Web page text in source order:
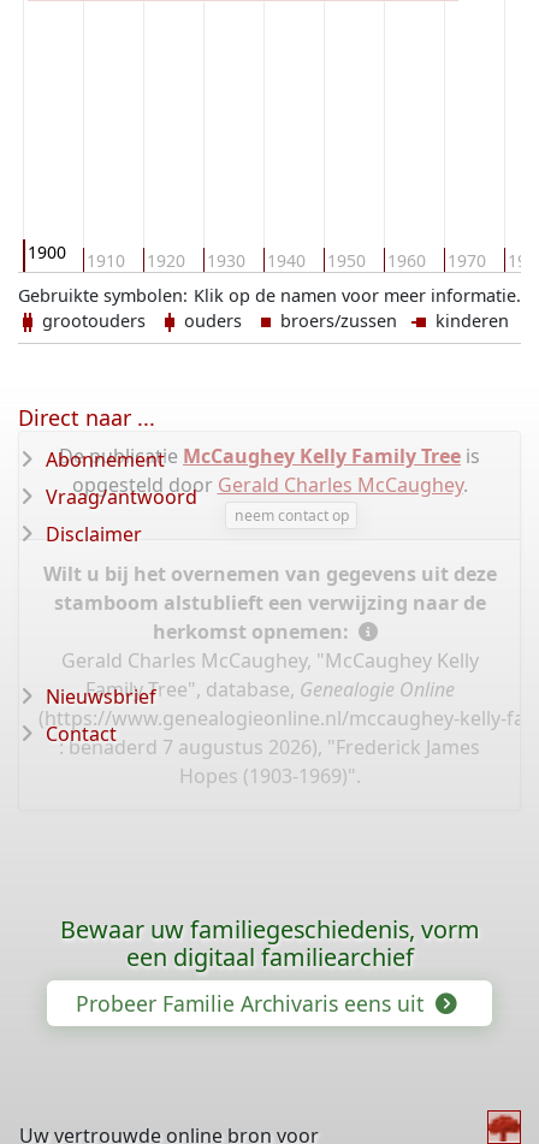
1900 1910 1920 1930 1940 1950 1960 1970
Klik op de namen voor meer informatie.
Gebruikte symbolen:
grootouders
ouders broers/zussen kinderen
De publicatie McCaughey Kelly Family Tree is
opgesteld door Gerald Charles McCaughey.
neem contact op
Wilt u bij het overnemen van gegevens uit deze
stamboom alstublieft een verwijzing naar de
herkomst opnemen:
Gerald Charles McCaughey, "McCaughey Kelly
Family Tree", database, Genealogie Online
(https://www.genealogieonline.nl/mccaughey-kelly-
: benaderd 7 augustus 2026), "Frederick James
Hopes (1903-1969)".
Direct naar ...
Abonnement
Vraag/antwoord
Disclaimer
Nieuwsbrief
Contact
Bewaar uw familiegeschiedenis, vorm
een digitaal familiearchief
Probeer Familie Archivaris eens uit
Uw vertrouwde online bron voor